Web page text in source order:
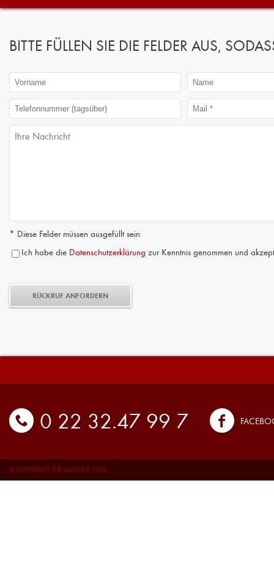
BITTE FÜLLEN SIE DIE FELDER AUS,
* Diese Felder müssen ausgefüllt sein.
Ich habe die Datenschutzerklärung zur Kenntnis genommen und
0 22 32.47 99 7
© COPYRIGHT DIE GARDINE 2026